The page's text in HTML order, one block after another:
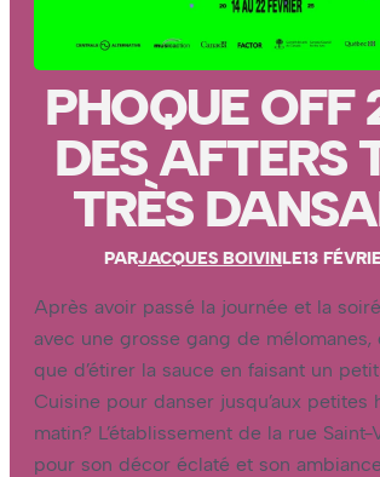
PHOQUE OFF
DES AFTERS
TRÈS
PARJACQUES BOIVINLE13
Après avoir passé la journée et la
avec une grosse gang de mélomanes,
que d’étirer la sauce en faisant un
Cuisine pour danser jusqu’aux petites
matin? L’établissement de la rue Saint-
pour son décor éclaté et son